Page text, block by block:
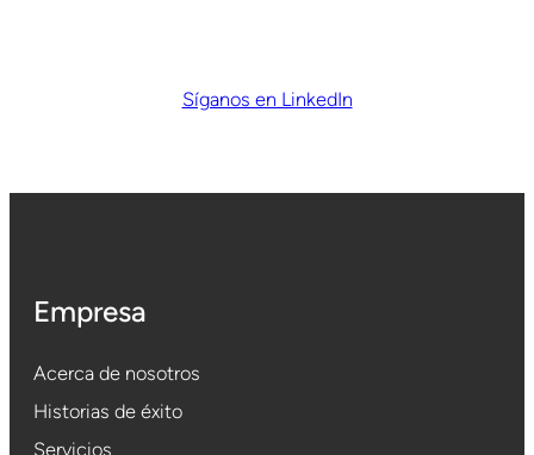
Síganos en LinkedIn
Empresa
Acerca de nosotros
Historias de éxito
Servicios